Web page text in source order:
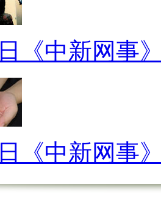
调侃，高中每次
界地图，还有一
上洋流方向，哪
观察】
为人知的“色情
两天早上醒来，
。搞得我还以为
《中新网事
《中新网事